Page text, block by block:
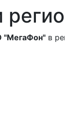
"МегаФон" в